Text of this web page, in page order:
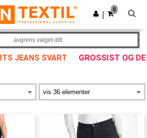
i appen!
Last ned app
0
JEANS SVART GROSSIST OG
avgrens valget ditt